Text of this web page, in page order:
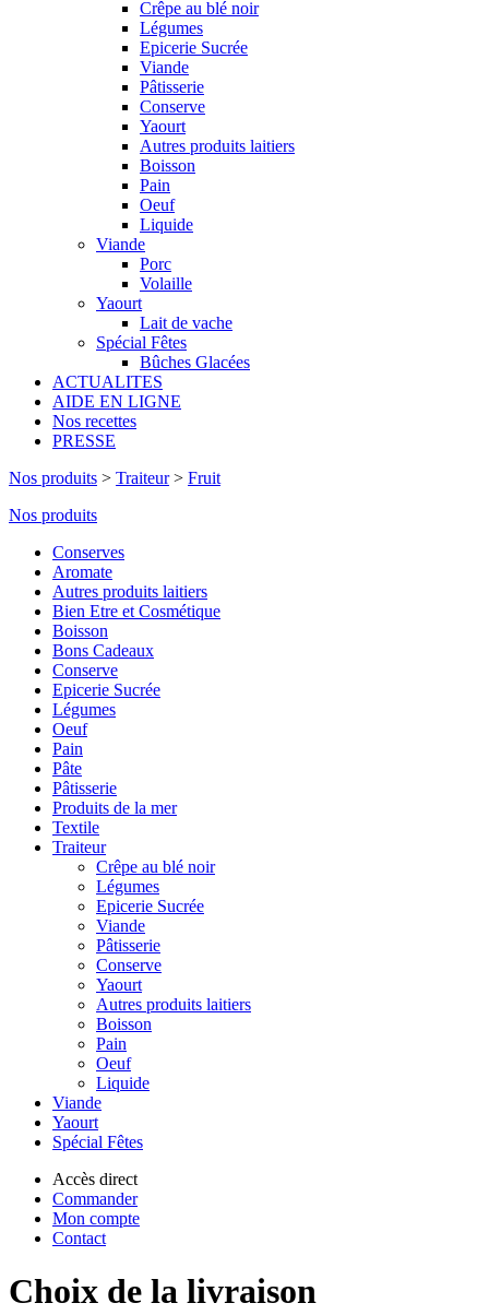
Crêpe au blé noir
Légumes
Epicerie Sucrée
Viande
Pâtisserie
Conserve
Yaourt
Autres produits laitiers
Boisson
Pain
Oeuf
Liquide
Viande
Porc
Volaille
Yaourt
Lait de vache
Spécial Fêtes
Bûches Glacées
ACTUALITES
AIDE EN LIGNE
Nos recettes
PRESSE
Nos produits > Traiteur> Fruit
Nos produits
Conserves
Aromate
Autres produits laitiers
Bien Etre et Cosmétique
Boisson
Bons Cadeaux
Conserve
Epicerie Sucrée
Légumes
Oeuf
Pain
Pâte
Pâtisserie
Produits de la mer
Textile
Traiteur
Crêpe au blé noir
Légumes
Epicerie Sucrée
Viande
Pâtisserie
Conserve
Yaourt
Autres produits laitiers
Boisson
Pain
Oeuf
Liquide
Viande
Yaourt
Spécial Fêtes
Accès direct
Commander
Mon compte
Contact
Choix de la livraison